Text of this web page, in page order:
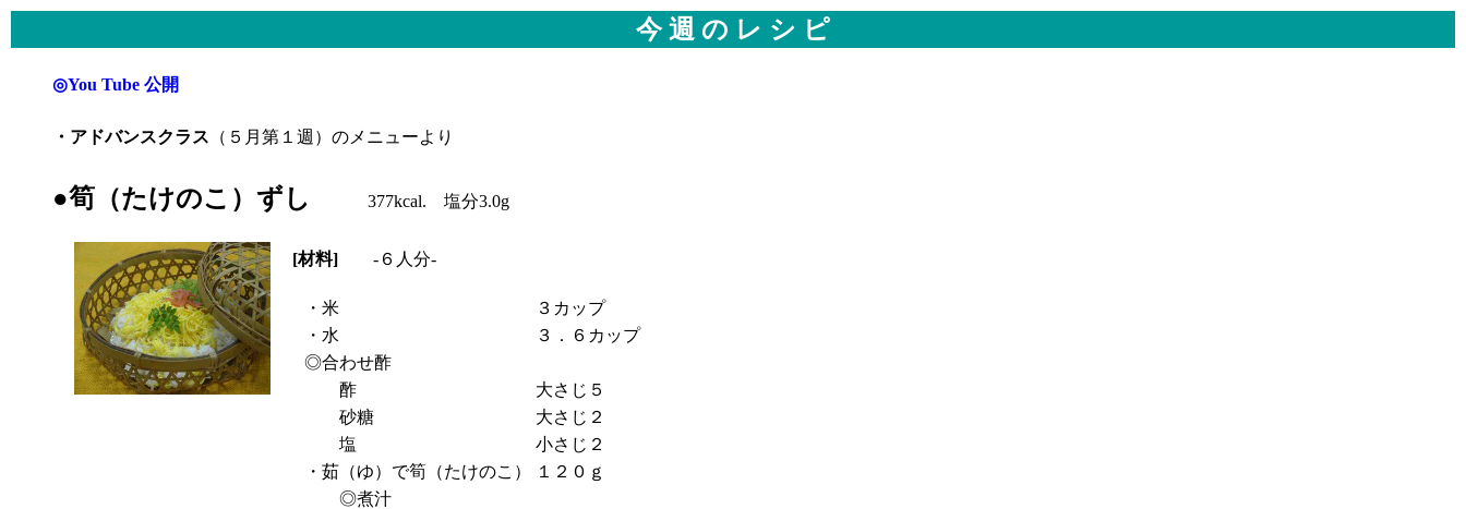
今 週 の レ シ ピ
◎You Tube 公開
・アドバンスクラス （５月第１週）のメニューより
●筍（たけのこ）ずし 377kcal. 塩分3.0g
[材料] -６人分-
・米
３カップ
・水
３．６カップ
◎合わせ酢
酢
大さじ５
砂糖
大さじ２
塩
小さじ２
・茹（ゆ）で筍（たけのこ）
１２０ｇ
◎煮汁